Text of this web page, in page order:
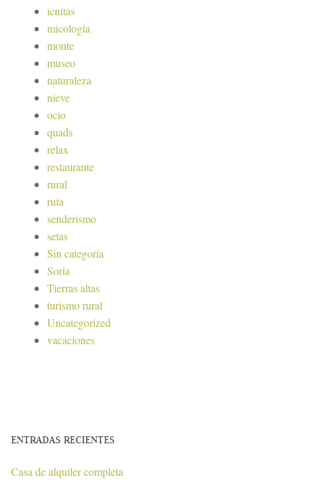
icnitas
micología
monte
museo
naturaleza
nieve
ocio
quads
relax
restaurante
rural
ruta
senderismo
setas
Sin categoría
Soria
Tierras altas
turismo rural
Uncategorized
vacaciones
ENTRADAS RECIENTES
Casa de alquiler completa